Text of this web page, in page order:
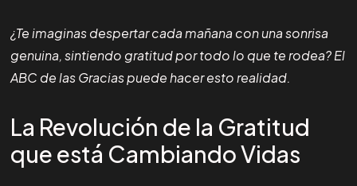
¿Te imaginas despertar cada mañana con una sonrisa
genuina, sintiendo gratitud por todo lo que te rodea? El
ABC de las Gracias puede hacer esto realidad.
La Revolución de la Gratitud
que está Cambiando Vidas